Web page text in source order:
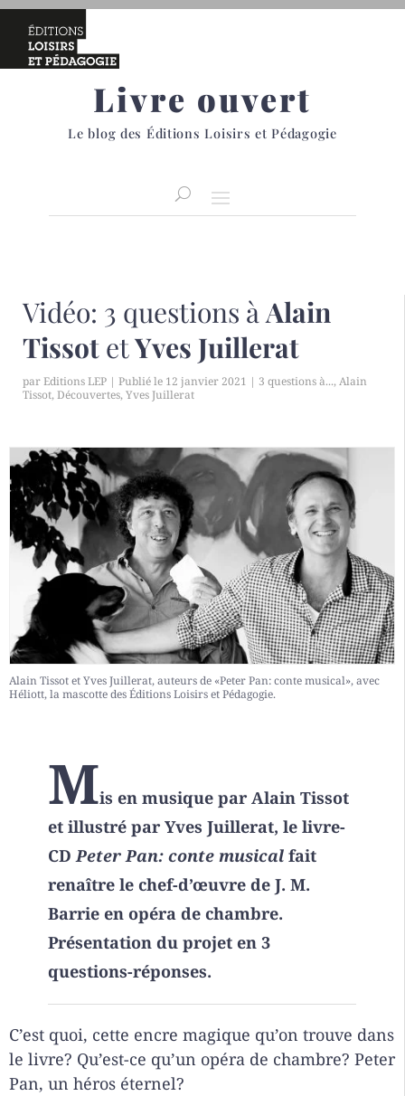
Livre ouvert
Le blog des Éditions Loisirs et Pédagogie
Vidéo: 3 questions àAlain
Tissot etYves Juillerat
parEditions LEP | 12 janvier 2021 | 3 questions à...,Alain
Tissot,Découvertes,Yves Juillerat
Alain Tissot et Yves Juillerat, auteurs de «Peter Pan: conte musical», avec
Héliott, la mascotte des Éditions Loisirs et Pédagogie.
Mis en musique par Alain Tissot
et illustré par Yves Juillerat, le livre-
CDPeter Pan: conte musicalfait
renaître le chef-d’œuvre de J. M.
Barrie en opéra de chambre.
Présentation du projet en 3
questions-réponses.
C’est quoi, cette encre magique qu’on trouve dans
le livre? Qu’est-ce qu’un opéra de chambre? Peter
Pan, un héros éternel?